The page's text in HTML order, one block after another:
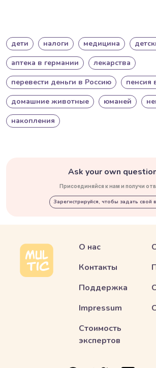
дети налоги медицина
аптека в германии
лекарства
перевести деньги в Россию
пенсия
домашние животные
юманей
накопления
Ask your own
Присоединяйся к нам и получи
Зарегистрируйся, чтобы задать свой
О нас
Контакты
Поддержка
Impressum
Стоимость
экспертов